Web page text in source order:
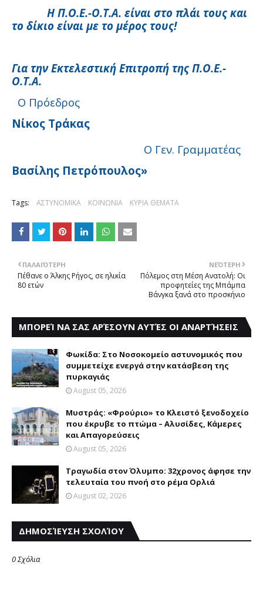
Η Π.Ο.Ε.-Ο.Τ.Α. είναι στο πλάι τους και
το δίκιο είναι με το μέρος τους!
Για την Εκτελεστική Επιτροπή της Π.Ο.Ε.-
Ο.Τ.Α.
Ο Πρόεδρος
Νίκος Τράκας
Ο Γεν. Γραμματέας
Βασίλης Πετρόπουλος»
Tags: ΑΣΤΥΝΟΜΙΚΑ ΚΟΙΝΩΝΙΑ ΚΥΡΙΑ ΘΕΜΑΤΑ
ΝΕΌΤΕΡΗ
Πόλεμος στη Mέση Aνατολή: Οι
προφητείες της Mπάμπα
Bάνγκα ξανά στο προσκήνιο
ΠΑΛΑΙΌΤΕΡΗ
Πέθανε ο Άλκης Ρήγος, σε ηλικία
80 ετών
ΜΠΟΡΕΊ ΝΑ ΣΑΣ ΑΡΈΣΟΥΝ ΑΥΤΈΣ ΟΙ ΑΝΑΡΤΉΣΕΙΣ
Φωκίδα: Στο Νοσοκομείο αστυνομικός που
συμμετείχε ενεργά στην κατάσβεση της
πυρκαγιάς
August 05, 2026
Mυστράς: «Φρούριο» το Kλειστό ξενοδοχείο
που έκρυβε το πτώμα – Aλυσίδες, Kάμερες
και Aπαγορεύσεις
August 05, 2026
Τραγωδία στον Όλυμπο: 32χρονος άφησε την
τελευταία του πνοή στο ρέμα Ορλιά
August 02, 2026
ΔΗΜΟΣΊΕΥΣΗ ΣΧΟΛΊΟΥ
0 Σχόλια